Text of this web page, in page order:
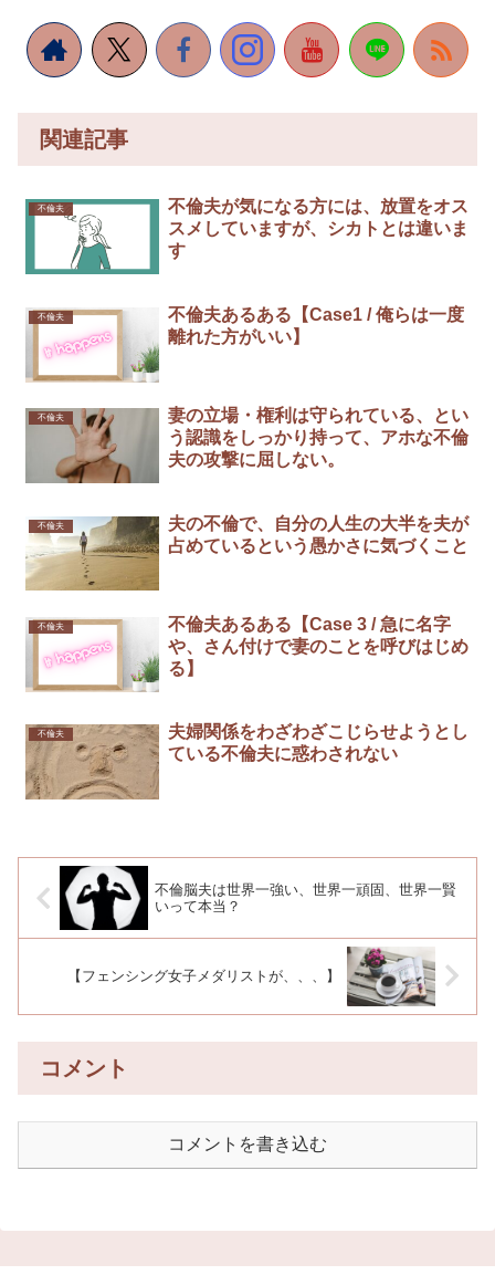
関連記事
不倫夫
不倫夫が気になる方には、放置をオス
スメしていますが、シカトとは違いま
す
不倫夫
不倫夫あるある【Case1 / 俺らは一度
離れた方がいい】
不倫夫
妻の立場・権利は守られている、とい
う認識をしっかり持って、アホな不倫
夫の攻撃に屈しない。
不倫夫
夫の不倫で、自分の人生の大半を夫が
占めているという愚かさに気づくこと
不倫夫
不倫夫あるある【Case 3 / 急に名字
や、さん付けで妻のことを呼びはじめ
る】
不倫夫
夫婦関係をわざわざこじらせようとし
ている不倫夫に惑わされない
不倫脳夫は世界一強い、世界一頑固、世界一賢
いって本当？
【フェンシング女子メダリストが、、、】
コメント
コメントを書き込む